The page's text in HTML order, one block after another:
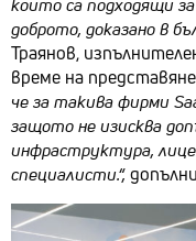
доброто, доказано в
Траянов,
време на
че за такива фирми
защото не изисква
инфраструктура,
специалисти.“,